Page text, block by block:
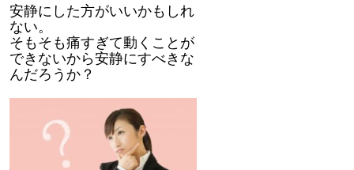
安静にした方がいいかもしれ
ない。
そもそも痛すぎて動くことが
できないから安静にすべきな
んだろうか？